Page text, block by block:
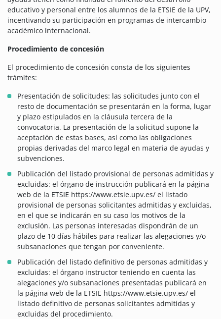
educativo y personal entre los alumnos de la ETSIE de la UPV,
incentivando su participación en programas de intercambio
académico internacional.
Procedimiento de concesión
El procedimiento de concesión consta de los siguientes
trámites:
Presentación de solicitudes: las solicitudes junto con el
resto de documentación se presentarán en la forma, lugar
y plazo estipulados en la cláusula tercera de la
convocatoria. La presentación de la solicitud supone la
aceptación de estas bases, así como las obligaciones
propias derivadas del marco legal en materia de ayudas y
subvenciones.
Publicación del listado provisional de personas admitidas y
excluidas: el órgano de instrucción publicará en la página
web de la ETSIE https://www.etsie.upv.es/ el listado
provisional de personas solicitantes admitidas y excluidas,
en el que se indicarán en su caso los motivos de la
exclusión. Las personas interesadas dispondrán de un
plazo de 10 días hábiles para realizar las alegaciones y/o
subsanaciones que tengan por conveniente.
Publicación del listado definitivo de personas admitidas y
excluidas: el órgano instructor teniendo en cuenta las
alegaciones y/o subsanaciones presentadas publicará en
la página web de la ETSIE https://www.etsie.upv.es/ el
listado definitivo de personas solicitantes admitidas y
excluidas del procedimiento.